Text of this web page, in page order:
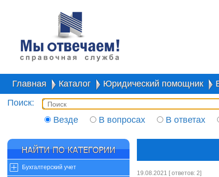
Главная Каталог Юридический помощник
Поиск:
Везде
В вопросах В ответах
Бухгалтерский учет
19.08.2021 [ ответов: 2]